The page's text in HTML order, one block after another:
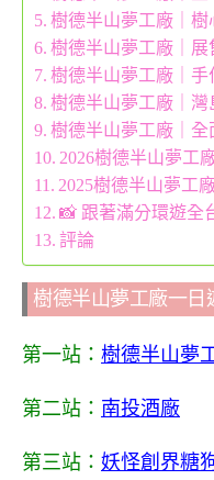
樹德半山夢工廠｜樹
樹德半山夢工廠｜展
樹德半山夢工廠｜手
樹德半山夢工廠｜灣
樹德半山夢工廠｜全
2026樹德半山夢工
2025樹德半山夢工
📸 跟著滿分環遊全
評論
樹德半山夢工廠一日
第一站： 樹德半山夢
第二站： 南投酒廠
第三站： 妖怪創界糖